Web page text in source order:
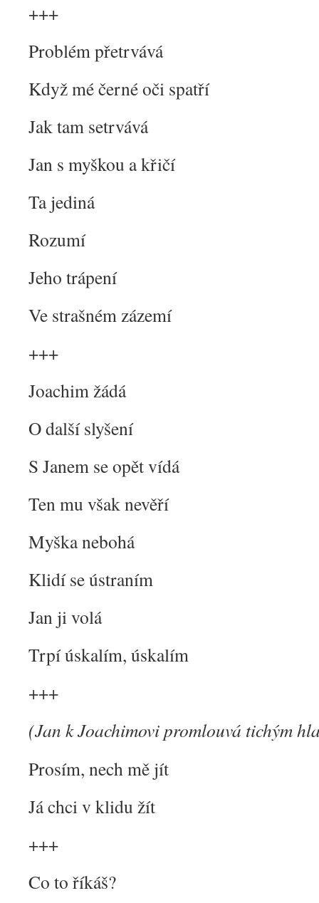
+++
Problém přetrvává
Když mé černé oči spatří
Jak tam setrvává
Jan s myškou a křičí
Ta jediná
Rozumí
Jeho trápení
Ve strašném zázemí
+++
Joachim žádá
O další slyšení
S Janem se opět vídá
Ten mu však nevěří
Myška nebohá
Klidí se ústraním
Jan ji volá
Trpí úskalím, úskalím
+++
(Jan k Joachimovi promlouvá tichým
Prosím, nech mě jít
Já chci v klidu žít
+++
Co to říkáš?